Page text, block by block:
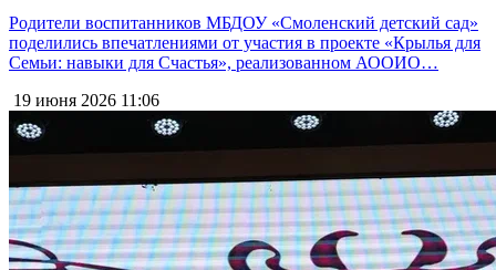
Родители воспитанников МБДОУ «Смоленский детский сад»
поделились впечатлениями от участия в проекте «Крылья для
Семьи: навыки для Счастья», реализованном АООИО…
19 июня 2026 11:06